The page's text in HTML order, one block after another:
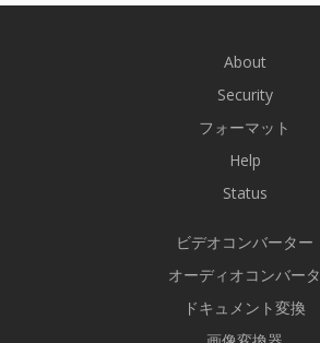
About
Security
フォーマット
Help
Status
ビデオコンバーター
オーディオコンバータ
ドキュメント変換